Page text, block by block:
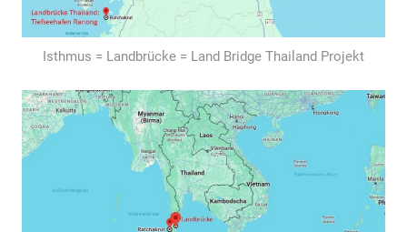
Isthmus = Landbrücke = Land Bridge Thailand Projekt